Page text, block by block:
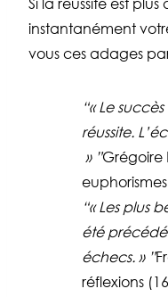
Si la réussite est
instantanément
vous ces adages
« Le
réussite.
» Grégoire
« Les plus
été
échecs. »
réflexions